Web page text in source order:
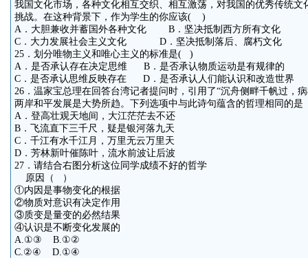
我国文化市场，各种文化相互交织、相互激荡，对我国的优秀传统文
挑战。在这种背景下，作为学生的你应该( )
A．大胆兼收并蓄国外各种文化 B．坚决抵制西方所有文化
C．大力发展社会主义文化 D．坚决抵制落后、腐朽文化
25．划分唯物主义和唯心主义的标准是( )
A．是否承认存在决定思维 B．是否承认物质运动是有规律的
C．是否承认思维反映存在 D．是否承认人们能认识和改造世界
26．温家宝总理在回答台湾记者提问时，引用了“沉舟侧畔千帆过，
两岸和平发展是大势所趋。下列选项中与此诗句蕴含的哲理相同的
A．登高壮观天地间，大江茫茫去不还
B．飞流直下三千尺，疑是银河落九天
C．千江有水千江月，万里无云万里天
D．芳林新叶催陈叶，流水前波让后波
27．请结合右图分析这位同学成绩不好的哲学
原因（ ）
①内因是事物变化的根据
②物质对意识有决定作用
③质变是量变的必然结果
④认识是不断变化发展的
A.①③ B.①②
C.②④ D.①④